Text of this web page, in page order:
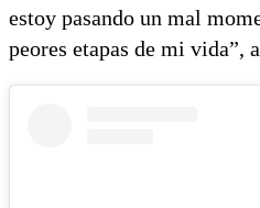
estoy pasando un mal
peores etapas de mi vida”,